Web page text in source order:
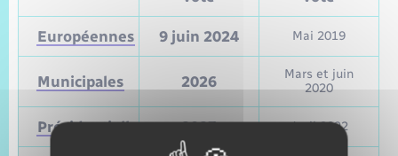
Européennes 9 juin 2024 Mai 2019
Municipales 2026
Mars et juin
2020
Présidentielle 2027 Avril 2022